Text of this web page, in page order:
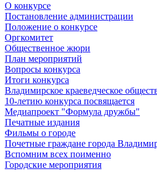
О конкурсе
Постановление администрации
Положение о конкурсе
Оргкомитет
Общественное жюри
План мероприятий
Вопросы конкурса
Итоги конкурса
Владимирское краеведческое
10-летию конкурса посвящается
Медиапроект "Формула дружбы"
Печатные издания
Фильмы о городе
Почетные граждане города
Вспомним всех поименно
Городские мероприятия